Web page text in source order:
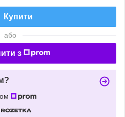
Купити
або
з